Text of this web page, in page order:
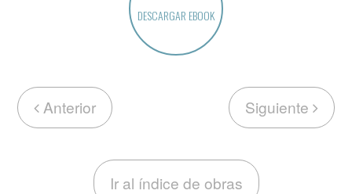
DESCARGAR EBOOK
Anterior Siguiente
Ir al índice de obras